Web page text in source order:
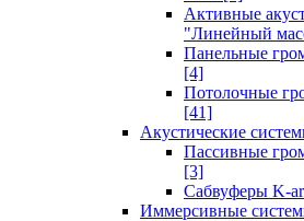
Активные
"Линейный
Панельные
[4]
Потолочные
[41]
Акустические
Пассивные
[3]
Сабвуферы K-
Иммерсивные